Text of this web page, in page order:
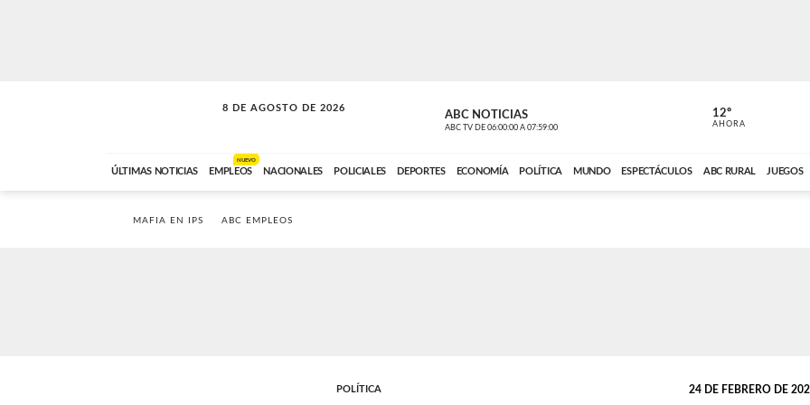
8 DE AGOSTO DE 2026
SOLO MÚSICA ABC NOTICIAS
ABC TV DE 06:00:00 A 07:59:00 ABC CARDINAL
12º
AHORA
ÚLTIMAS NOTICIAS EMPLEOS
NUEVO
NACIONALES POLICIALES DEPORTES ECONOMÍA POLÍTICA MUNDO ESPECTÁCULOS ABC RURAL JUEGOS
MAFIA EN IPS ABC EMPLEOS
POLÍTICA 24 DE FEBRERO DE